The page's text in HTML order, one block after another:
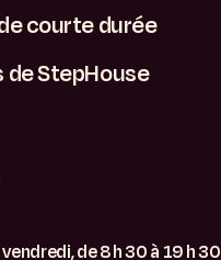
courte durée
de StepHouse
de 8 h 30 à 19 h 30